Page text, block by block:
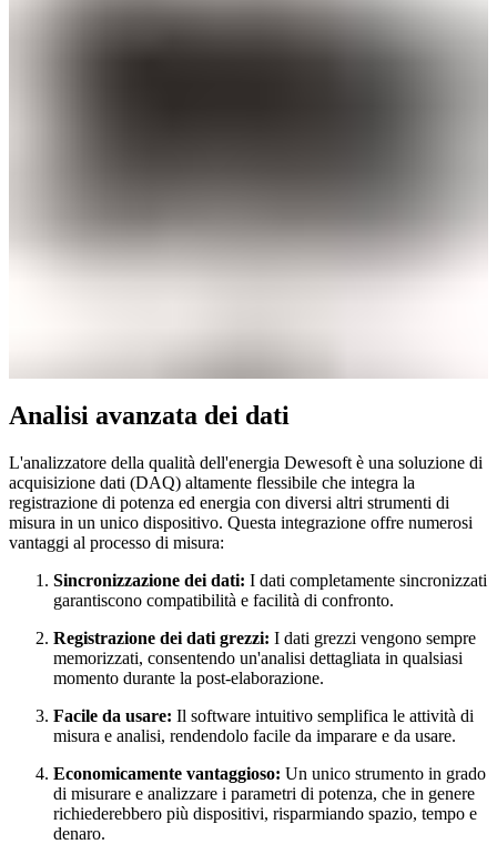
Analisi avanzata dei dati
L'analizzatore della qualità dell'energia Dewesoft è una soluzione di
acquisizione dati (DAQ) altamente flessibile che integra la
registrazione di potenza ed energia con diversi altri strumenti di
misura in un unico dispositivo. Questa integrazione offre numerosi
vantaggi al processo di misura:
Sincronizzazione dei dati: I dati completamente sincronizzati
garantiscono compatibilità e facilità di confronto.
Registrazione dei dati grezzi: I dati grezzi vengono sempre
memorizzati, consentendo un'analisi dettagliata in qualsiasi
momento durante la post-elaborazione.
Facile da usare: Il software intuitivo semplifica le attività di
misura e analisi, rendendolo facile da imparare e da usare.
Economicamente vantaggioso: Un unico strumento in grado
di misurare e analizzare i parametri di potenza, che in genere
richiederebbero più dispositivi, risparmiando spazio, tempo e
denaro.